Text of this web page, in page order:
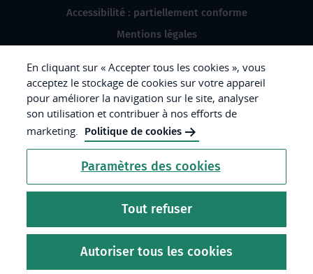
Accessibilité : partiellement conforme
Mentions légales
Gestion des cookies
Crédits photos
République
Française.
Liberté
Égalité
Fraternité
En cliquant sur « Accepter tous les cookies », vous
acceptez le stockage de cookies sur votre appareil
pour améliorer la navigation sur le site, analyser
son utilisation et contribuer à nos efforts de
marketing.
Politique de cookies
Paramètres des cookies
Tout refuser
Autoriser tous les cookies